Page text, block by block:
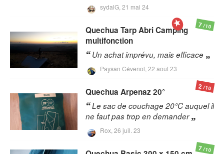
sydalG, 21 mai 24
Quechua Tarp Abri Camping
multifonction
Un achat imprévu, mais efficace
Paysan Cévenol, 22 août 23
7/10
Quechua Arpenaz 20°
Le sac de couchage 20°C auquel il
ne faut pas trop en demander
Rox, 26 juil. 23
2/10
7/10